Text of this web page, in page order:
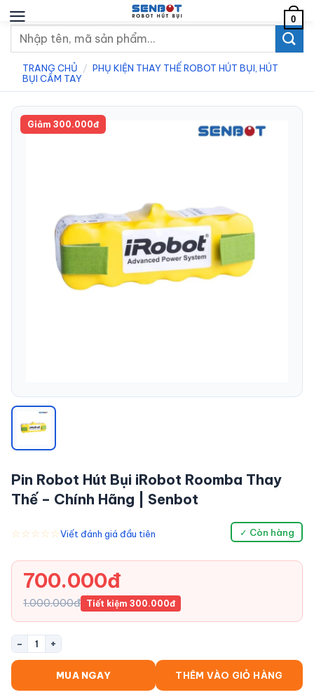
Chuyển
đến
0
Tìm
kiếm:
TRANG CHỦ / PHỤ KIỆN THAY THẾ ROBOT HÚT BỤI, HÚT
BỤI CẦM TAY
Giảm 300.000đ
Pin Robot Hút Bụi iRobot Roomba Thay
Thế – Chính Hãng | Senbot
☆☆☆☆☆Viết đánh giá đầu tiên ✓ Còn hàng
700.000đ
1.000.000đ Tiết kiệm 300.000đ
− 1 +
THÊM VÀO GIỎ HÀNG
MUA NGAY